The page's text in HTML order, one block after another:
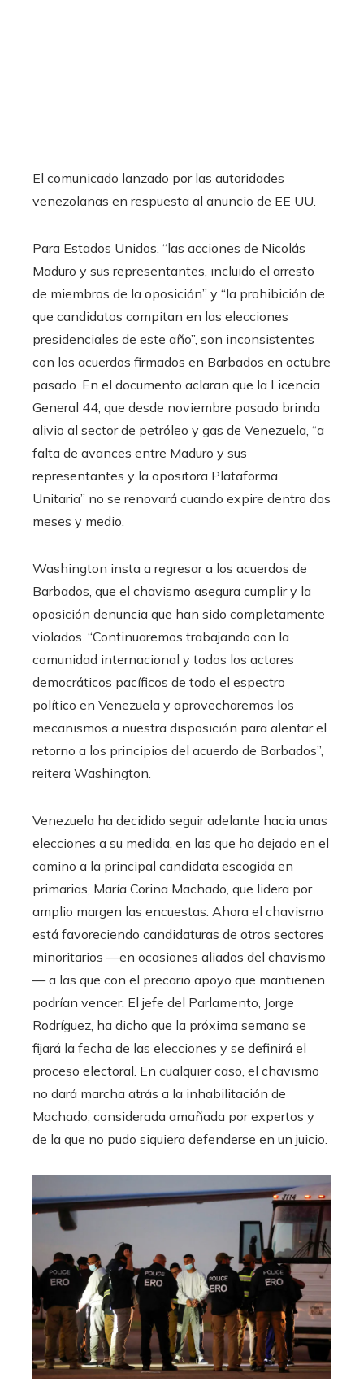
El comunicado lanzado por las autoridades
venezolanas en respuesta al anuncio de EE UU.
Para Estados Unidos, “las acciones de Nicolás
Maduro y sus representantes, incluido el arresto
de miembros de la oposición” y “la prohibición de
que candidatos compitan en las elecciones
presidenciales de este año”, son inconsistentes
con los acuerdos firmados en Barbados en octubre
pasado. En el documento aclaran que la Licencia
General 44, que desde noviembre pasado brinda
alivio al sector de petróleo y gas de Venezuela, “a
falta de avances entre Maduro y sus
representantes y la opositora Plataforma
Unitaria” no se renovará cuando expire dentro dos
meses y medio.
Washington insta a regresar a los acuerdos de
Barbados, que el chavismo asegura cumplir y la
oposición denuncia que han sido completamente
violados. “Continuaremos trabajando con la
comunidad internacional y todos los actores
democráticos pacíficos de todo el espectro
político en Venezuela y aprovecharemos los
mecanismos a nuestra disposición para alentar el
retorno a los principios del acuerdo de Barbados”,
reitera Washington.
Venezuela ha decidido seguir adelante hacia unas
elecciones a su medida, en las que ha dejado en el
camino a la principal candidata escogida en
primarias, María Corina Machado, que lidera por
amplio margen las encuestas. Ahora el chavismo
está favoreciendo candidaturas de otros sectores
minoritarios —en ocasiones aliados del chavismo
— a las que con el precario apoyo que mantienen
podrían vencer. El jefe del Parlamento, Jorge
Rodríguez, ha dicho que la próxima semana se
fijará la fecha de las elecciones y se definirá el
proceso electoral. En cualquier caso, el chavismo
no dará marcha atrás a la inhabilitación de
Machado, considerada amañada por expertos y
de la que no pudo siquiera defenderse en un juicio.